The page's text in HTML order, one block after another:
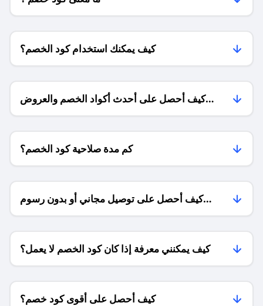
كيف يمكنك استخدام كود الخصم؟
كيف أحصل على أحدث أكواد الخصم والعروض
للمتاجر؟
كم مدة صلاحية كود الخصم؟
كيف أحصل على توصيل مجاني أو بدون رسوم
الشحن ؟
كيف يمكنني معرفة إذا كان كود الخصم لا يعمل؟
كيف أحصل على أقوى كود خصم؟